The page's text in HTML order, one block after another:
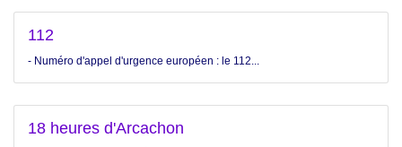
112
- Numéro d'appel d'urgence européen : le 112...
18 heures d'Arcachon